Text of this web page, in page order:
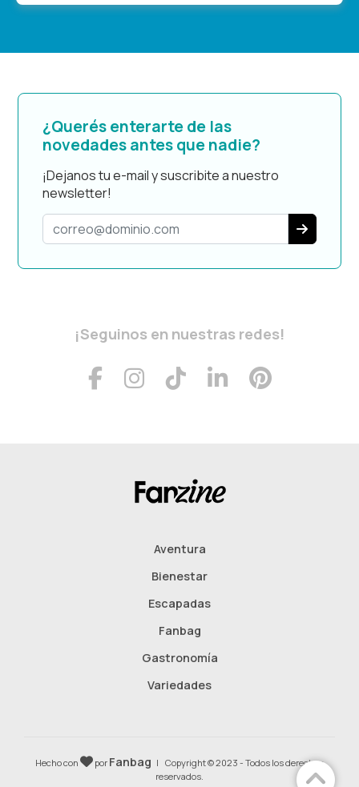
¿Querés enterarte de las
novedades antes que nadie?
¡Dejanos tu e-mail y suscribite a nuestro
newsletter!
¡Seguinos en nuestras redes!
Aventura
Bienestar
Escapadas
Fanbag
Gastronomía
Variedades
Hecho con por Fanbag | Copyright © 2023 - Todos los derechos
reservados.